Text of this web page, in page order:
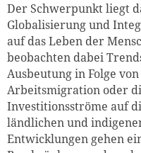
Der Schwerpunkt liegt
Globalisierung und
auf das Leben der
beobachten dabei
Ausbeutung in Folge
Arbeitsmigration oder
Investitionsströme auf
ländlichen und
Entwicklungen gehen